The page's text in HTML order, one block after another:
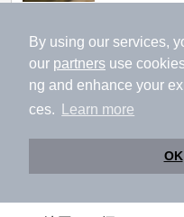
By using our services,
our partners use
ng and enhance your
ces.
Learn more
OK
九州・沖縄 大分県
温浴施設を探す
エリアから探す